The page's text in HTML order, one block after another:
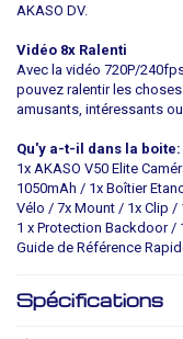
AKASO DV.
Vidéo 8x Ralenti
Avec la vidéo 720P/
pouvez ralentir les
amusants, intéressants
Qu'y a-t-il dans la boite:
1x AKASO V50 Elite
1050mAh / 1x Boîtier
Vélo / 7x Mount / 1x Clip /
1 x Protection Backdoor /
Guide de Référence
Spécifications